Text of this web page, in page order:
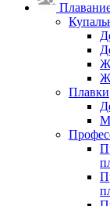
Плавки